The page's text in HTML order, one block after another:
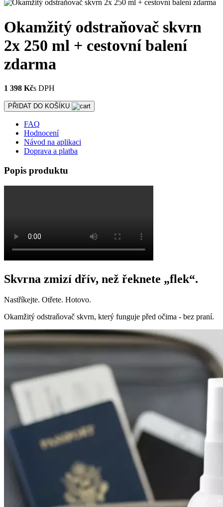
Okamžitý odstraňovač skvrn
2x 250 ml + cestovní balení
zdarma
1 398 Kčs DPH
PŘIDAT DO KOŠÍKU
FAQ
Hodnocení
Návod na aplikaci
Doprava a platba
Popis produktu
Skvrna zmizí dřív, než řeknete „flek“.
Nastříkejte. Otřete. Hotovo.
Okamžitý odstraňovač skvrn, který funguje před očima - bez praní.